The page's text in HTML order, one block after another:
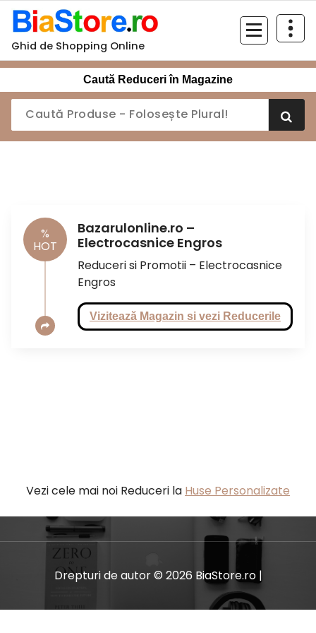
Sari
conținut
Ghid de Shopping Online
Caută Reduceri în Magazine
%
HOT
Bazarulonline.ro –
Electrocasnice Engros
Reduceri si Promotii – Electrocasnice
Engros
Vizitează Magazin si vezi Reducerile
Vezi cele mai noi Reduceri la Huse Personalizate
Drepturi de autor © 2026 BiaStore.ro |